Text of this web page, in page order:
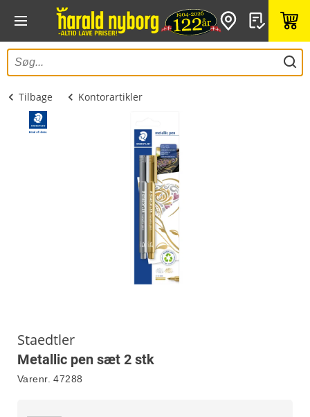
Tilbage Kontorartikler
Staedtler
Metallic pen sæt 2 stk
Varenr. 47288